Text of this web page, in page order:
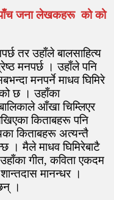
पाँच जना लेखकहरू को को
तर उहाँले बालसाहित्य
मनपर्छ । उहाँले पनि
मनपर्ने माधव घिमिरे
छ । उहाँका
आँखा चिम्लिएर
किताबहरू पनि
किताबहरू अत्यन्तै
। मैले माधव घिमिरेबाटै
गीत, कविता एकदम
मानन्धर ।
।